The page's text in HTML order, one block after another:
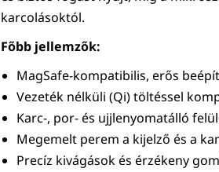
karcolásoktól.
Főbb jellemzők:
MagSafe-kompatibilis, erős
Vezeték nélküli (Qi) töltéssel
Karc-, por- és ujjlenyomatálló
Megemelt perem a kijelző és a
Precíz kivágások és érzékeny